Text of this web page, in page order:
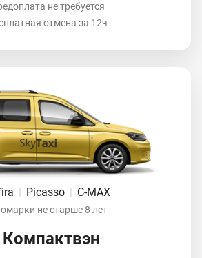
не требуется
отмена за 12ч
| Picasso | C-MAX
не старше 8 лет
Компактвэн